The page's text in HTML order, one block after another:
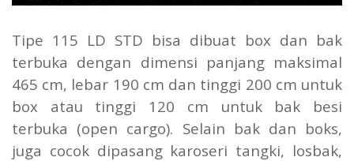
Tipe 115 LD STD bisa dibuat box dan bak
terbuka dengan dimensi panjang maksimal
465 cm, lebar 190 cm dan tinggi 200 cm untuk
box atau tinggi 120 cm untuk bak besi
terbuka (open cargo). Selain bak dan boks,
juga cocok dipasang karoseri tangki, losbak,